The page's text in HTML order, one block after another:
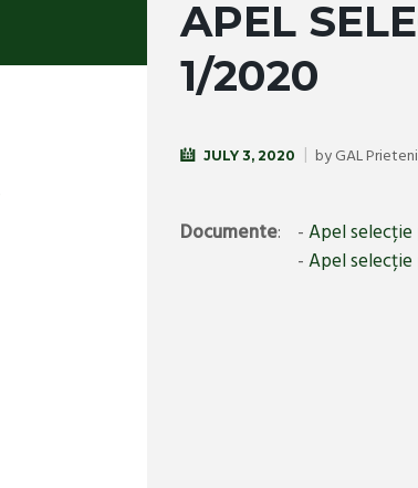
APEL
1/2020
JULY 3, 2020 byGAL
Documente: -Apel
-Apel